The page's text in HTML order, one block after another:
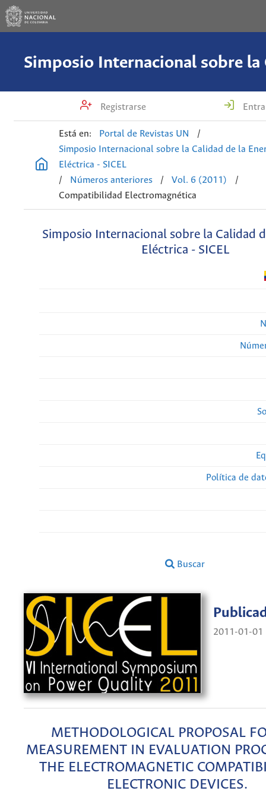
Registrarse
Está en: Portal de Revistas UN
/
Simposio Internacional sobre la Calidad de la
Eléctrica - SICEL
/
Números anteriores / Vol. 6 (2011)
/
Compatibilidad Electromagnética
Simposio Internacional sobre la Calidad
Eléctrica - SICEL
Política de
Buscar
2011-01-01
METHODOLOGICAL PROPOSAL
MEASUREMENT IN EVALUATION
THE ELECTROMAGNETIC
ELECTRONIC DEVICES.